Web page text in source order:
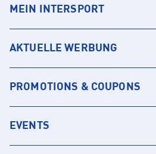
MEIN INTERSPORT
AKTUELLE WERBUNG
PROMOTIONS & COUPONS
EVENTS